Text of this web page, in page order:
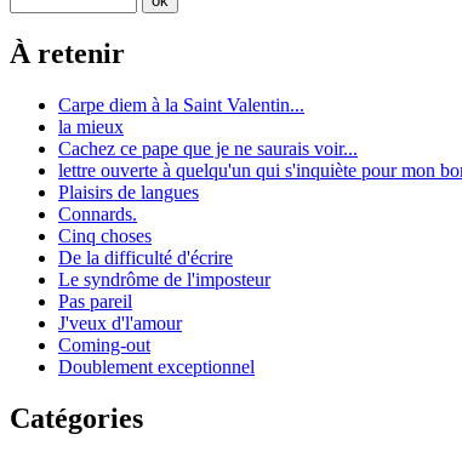
À retenir
Carpe diem à la Saint Valentin...
la mieux
Cachez ce pape que je ne saurais voir...
lettre ouverte à quelqu'un qui s'inquiète pour mon
Plaisirs de langues
Connards.
Cinq choses
De la difficulté d'écrire
Le syndrôme de l'imposteur
Pas pareil
J'veux d'l'amour
Coming-out
Doublement exceptionnel
Catégories